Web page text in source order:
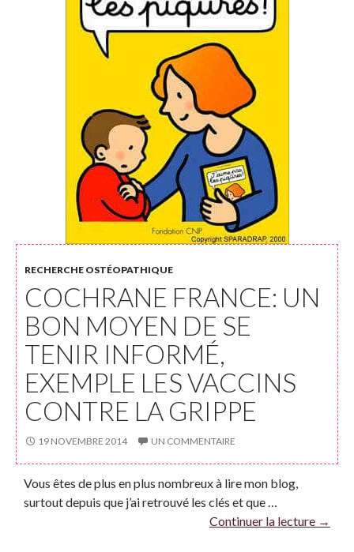
RECHERCHE OSTÉOPATHIQUE
COCHRANE FRANCE: UN
BON MOYEN DE SE
TENIR INFORMÉ,
EXEMPLE LES VACCINS
CONTRE LA GRIPPE
19 NOVEMBRE 2014 UN COMMENTAIRE
Vous êtes de plus en plus nombreux à lire mon blog,
surtout depuis que j’ai retrouvé les clés et que …
Continuer la lecture →